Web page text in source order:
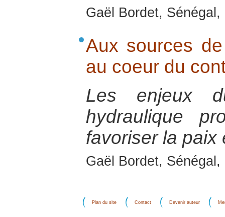
Gaël Bordet,
Aux sources
au coeur du
Les enjeux
hydraulique
favoriser la paix
Gaël Bordet,
Plan du site Contact Devenir auteur